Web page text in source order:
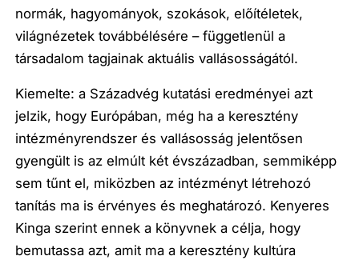
normák, hagyományok, szokások, előítéletek,
világnézetek továbbélésére – függetlenül a
társadalom tagjainak aktuális vallásosságától.
Kiemelte: a Századvég kutatási eredményei azt
jelzik, hogy Európában, még ha a keresztény
intézményrendszer és vallásosság jelentősen
gyengült is az elmúlt két évszázadban, semmiképp
sem tűnt el, miközben az intézményt létrehozó
tanítás ma is érvényes és meghatározó. Kenyeres
Kinga szerint ennek a könyvnek a célja, hogy
bemutassa azt, amit ma a keresztény kultúra